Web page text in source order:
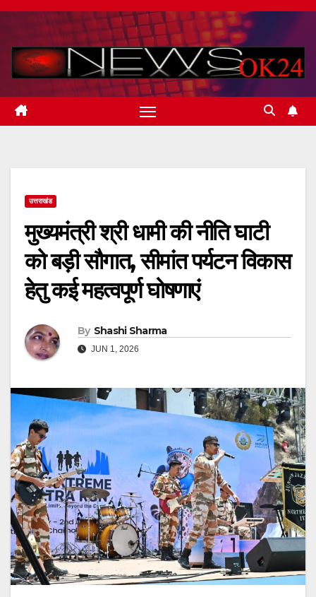
Skip
content
उत्तराखंड
मुख्यमंत्री श्री धामी की नीति घाटी
को बड़ी सौगात, सीमांत पर्यटन विकास
हेतु कई महत्वपूर्ण घोषणाएं
By Shashi Sharma
JUN 1, 2026